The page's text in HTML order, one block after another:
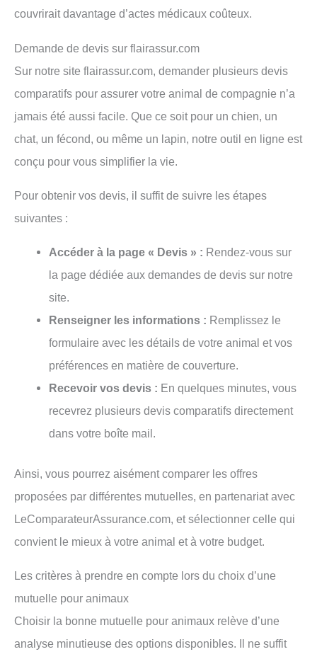
couvrirait davantage d’actes médicaux coûteux.
Demande de devis sur flairassur.com
Sur notre site flairassur.com, demander plusieurs devis
comparatifs pour assurer votre animal de compagnie n’a
jamais été aussi facile. Que ce soit pour un chien, un
chat, un fécond, ou même un lapin, notre outil en ligne est
conçu pour vous simplifier la vie.
Pour obtenir vos devis, il suffit de suivre les étapes
suivantes :
Accéder à la page « Devis » : Rendez-vous sur
la page dédiée aux demandes de devis sur notre
site.
Renseigner les informations : Remplissez le
formulaire avec les détails de votre animal et vos
préférences en matière de couverture.
Recevoir vos devis : En quelques minutes, vous
recevrez plusieurs devis comparatifs directement
dans votre boîte mail.
Ainsi, vous pourrez aisément comparer les offres
proposées par différentes mutuelles, en partenariat avec
LeComparateurAssurance.com, et sélectionner celle qui
convient le mieux à votre animal et à votre budget.
Les critères à prendre en compte lors du choix d’une
mutuelle pour animaux
Choisir la bonne mutuelle pour animaux relève d’une
analyse minutieuse des options disponibles. Il ne suffit